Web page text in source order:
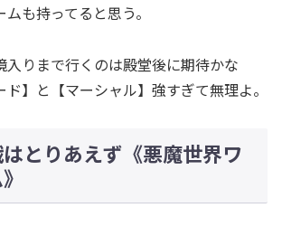
も持ってると思う。
入りまで行くのは殿堂後に期待かな
】と【マーシャル】強すぎて無理よ。
とりあえず《悪魔世界ワ